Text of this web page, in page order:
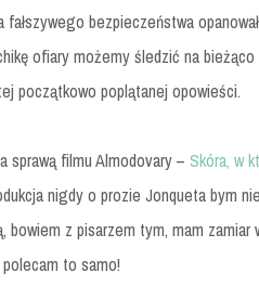
bezpieczeństwa
ofiary możemy śledzić na
początkowo poplątanej opowieści.
sprawą filmu Almodovary – Skóra, w
nigdy o prozie Jonqueta bym
bowiem z pisarzem tym, mam zamiar
to samo!